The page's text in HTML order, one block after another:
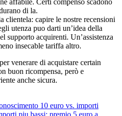
di la.
clientela: capire le nostre recensioni
utenza puo darti un’idea della
supporto acquirenti. Un’assistenza
insecable tariffa altro.
venerare di acquistare certain
buon ricompensa, però e
anche sicura.
10 euro vs. importi
piu bassi: premio 5 euro a